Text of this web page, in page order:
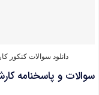
دانلود سوالات کنکور
سوالات و پاسخنامه